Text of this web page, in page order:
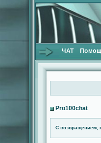
ЧАТ
Pro100chat
С возвращением,